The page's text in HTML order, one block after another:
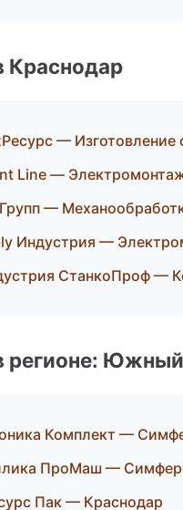
Краснодар
— Изготовление
Line —
—
Индустрия —
СтанкоПроф —
регионе:
Комплект —
ПроМаш —
Пак — Краснодар